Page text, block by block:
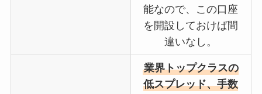
能なので、この口座
を開設しておけば間
違いなし。
業界トップクラスの
低スプレッド、手数